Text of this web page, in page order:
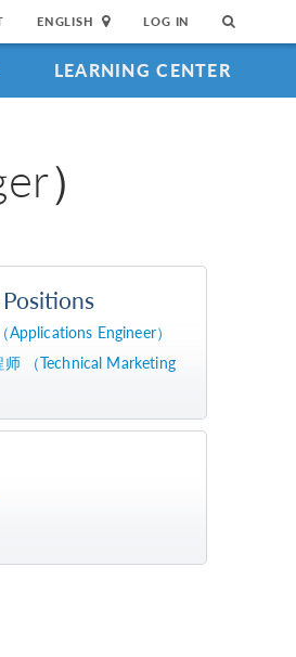
ENGLISH LOG IN
LEARNING CENTER
）
Applications Engineer）
（Technical Marketing